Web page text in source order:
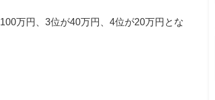
100万円、 3位が40万円、 4位が20万円とな